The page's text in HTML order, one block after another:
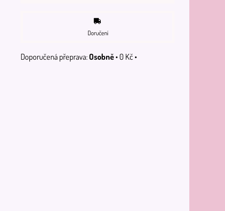
Doručení
Osobně•0 Kč•